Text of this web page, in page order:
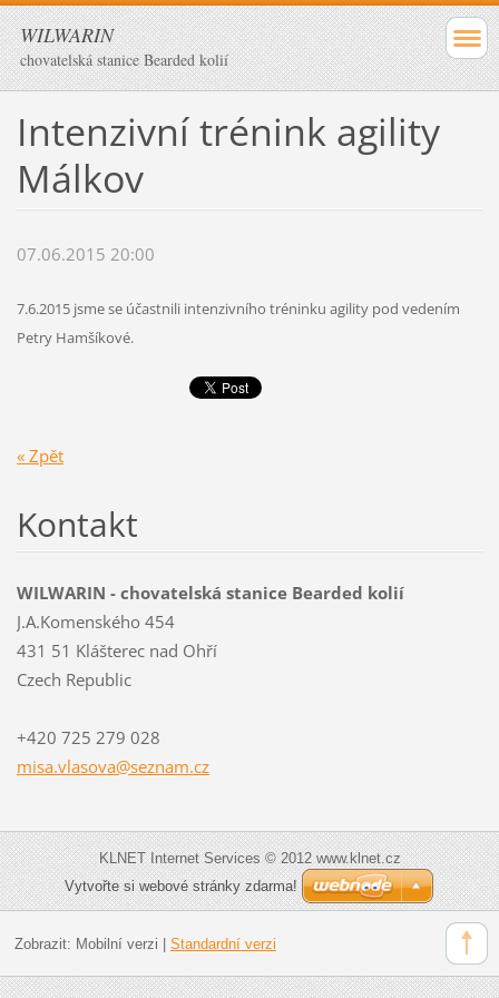
WILWARIN
chovatelská stanice Bearded kolií
Intenzivní trénink agility
Málkov
07.06.2015 20:00
7.6.2015 jsme se účastnili intenzivního tréninku agility pod vedením
Petry Hamšíkové.
« Zpět
Kontakt
WILWARIN - chovatelská stanice Bearded kolií
J.A.Komenského 454
431 51 Klášterec nad Ohří
Czech Republic
+420 725 279 028
misa.vlasova@seznam.cz
KLNET Internet Services © 2012 www.klnet.cz
Vytvořte si webové stránky zdarma!
Zobrazit: Mobilní verzi Standardní verzi